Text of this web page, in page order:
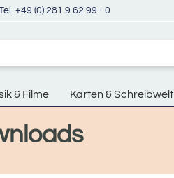
+49 (0) 281 9 62 99 - 0
& Filme Karten & Schreibwelt